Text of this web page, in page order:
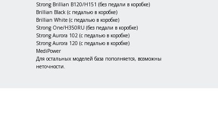
Strong Brillian B120/Н151 (без педали в коробке)
Brillian Black (с педалью в коробке)
Brillian White (с педалью в коробке)
Strong One/H350RU (без педали в коробке)
Strong Aurora 102 (с педалью в коробке)
Strong Aurora 120 (с педалью в коробке)
MediPower
Для остальных моделей база пополняется, возможны
неточности.